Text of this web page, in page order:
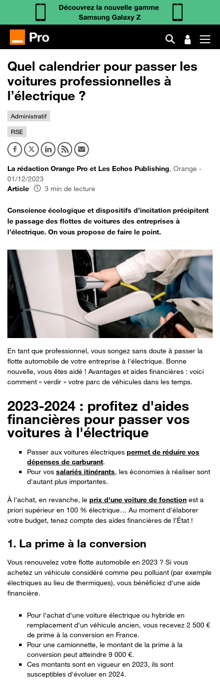
Quel calendrier pour passer les
voitures professionnelles à
l’électrique ?
Administratif
RSE
La rédaction Orange Pro et Les Echos Publishing, Orange -
01/12/2023
Article
3 min de lecture
Conscience écologique et dispositifs d’incitation précipitent
le passage des flottes de voitures des entreprises à
l’électrique. On vous propose de faire le point.
En tant que professionnel, vous songez sans doute à passer la
flotte automobile de votre entreprise à l'électrique. Bonne
nouvelle, vous êtes aidé ! Avantages et aides financières : voici
comment « verdir » votre parc de véhicules dans les temps.
2023-2024 : profitez d'aides
financières pour passer vos
voitures à l'électrique
Passer aux voitures électriques permet de réduire vos
dépenses de carburant.
Pour vos salariés itinérants, les économies à réaliser sont
d'autant plus importantes.
À l'achat, en revanche, le prix d'une voiture de fonction est a
priori supérieur en 100 % électrique… Au moment d'élaborer
votre budget, tenez compte des aides financières de l'État !
1. La prime à la conversion
Vous renouvelez votre flotte automobile en 2023 ? Si vous
achetez un véhicule considéré comme peu polluant (par exemple
électriques au lieu de thermiques), vous bénéficiez d'une aide
financière.
Pour l'achat d'une voiture électrique ou hybride en
remplacement d'un véhicule ancien, vous recevez 2 500 €
de prime à la conversion en France.
Pour une camionnette, le montant de la prime à la
conversion peut atteindre 9 000 €.
Ces montants sont en vigueur en 2023, ils sont
susceptibles d'évoluer en 2024.